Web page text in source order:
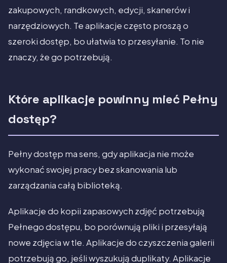
zakupowych, randkowych, edycji, skanerów i
narzędziowych. Te aplikacje często proszą o
szeroki dostęp, bo ułatwia to przesyłanie. To nie
znaczy, że go potrzebują.
Które aplikacje powinny mieć Pełny
dostęp?
Pełny dostęp ma sens, gdy aplikacja nie może
wykonać swojej pracy bez skanowania lub
zarządzania całą biblioteką.
Aplikacje do kopii zapasowych zdjęć potrzebują
Pełnego dostępu, bo porównują pliki i przesyłają
nowe zdjęcia w tle. Aplikacje do czyszczenia galerii
potrzebują go, jeśli wyszukują duplikaty. Aplikacje